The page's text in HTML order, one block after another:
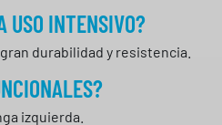
USO INTENSIVO?
durabilidad y resistencia.
izquierda.